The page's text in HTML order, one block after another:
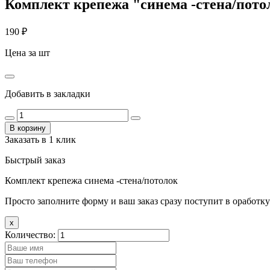
Комплект крепежа "синема -стена/
190 ₽
Цена за шт
Добавить в закладки
В корзину
Заказать в 1 клик
Быстрый заказ
Комплект крепежа синема -стена/потолок
Просто заполните форму и ваш заказ сразу поступит в
x
Количество: